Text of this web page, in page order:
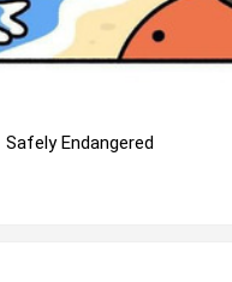
Safely Endangered